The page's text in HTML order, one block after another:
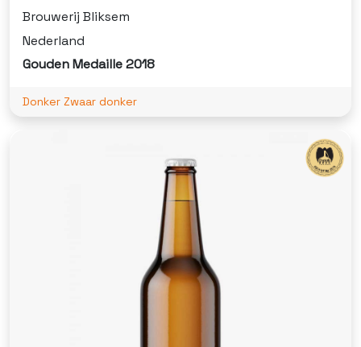
Brouwerij Bliksem
Nederland
Gouden Medaille 2018
Donker Zwaar donker